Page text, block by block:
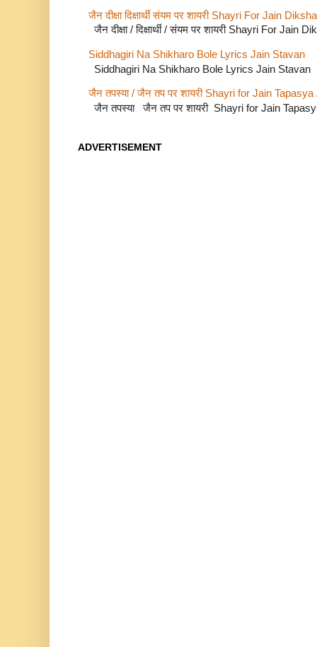
जैन दीक्षा दिक्षार्थी संयम पर शायरी Shayri For Jain
जैन दीक्षा / दिक्षार्थी / संयम पर शायरी Shayri For
Siddhagiri Na Shikharo Bole Lyrics Jain Stavan
Siddhagiri Na Shikharo Bole Lyrics Jain Stavan
जैन तपस्या / जैन तप पर शायरी Shayri for Jain Tapasya
जैन तपस्या जैन तप पर शायरी Shayri for Jain
ADVERTISEMENT